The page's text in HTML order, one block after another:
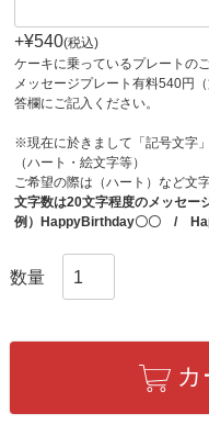
+¥540 税込
ケーキに乗っているプレートの
メッセージプレート有料540円
答欄にご記入ください。
※現在に於きまして「記号文字
（ハート・絵文字等）
ご希望の際は（ハート）など文
文字数は20文字程度のメッセー
例）HappyBirthday〇〇 /
カ